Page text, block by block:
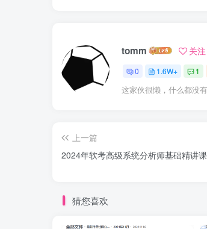
tomm 关注
0 1.6W+ 1
这家伙很懒，什么都没
上一篇
2024年软考高级系统分析师基础精讲
猜您喜欢